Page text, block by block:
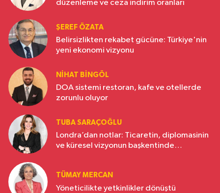
düzenleme ve ceza indirim oranları
ŞEREF ÖZATA
Belirsizlikten rekabet gücüne: Türkiye'nin
yeni ekonomi vizyonu
NIHAT BINGÖL
DOA sistemi restoran, kafe ve otellerde
zorunlu oluyor
TUBA SARAÇOĞLU
Londra’dan notlar: Ticaretin, diplomasinin
ve küresel vizyonun başkentinde
TÜMAY MERCAN
Yöneticilikte yetkinlikler dönüştü